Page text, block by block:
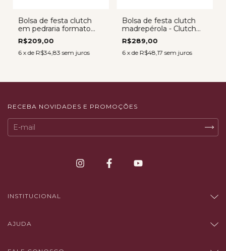
Bolsa de festa clutch
em pedraria formato
carteira - Clutch
Istambul PRATA
R$209,00
6 x de R$34,83 sem juros
Bolsa de festa clutch
madrepérola - Clutch
Paris KAQUI
R$289,00
6 x de R$48,17 sem juros
RECEBA NOVIDADES E PROMOÇÕES
INSTITUCIONAL
AJUDA